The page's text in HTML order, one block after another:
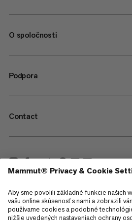
O spoločnosti
Podpora
Contact
—